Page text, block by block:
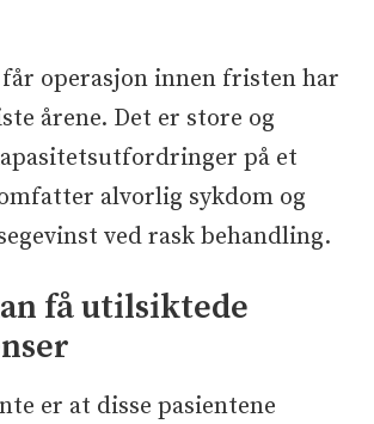
operasjon innen fristen har
årene. Det er store og
på et
alvorlig sykdom og
ved rask behandling.
få utilsiktede
er at disse pasientene